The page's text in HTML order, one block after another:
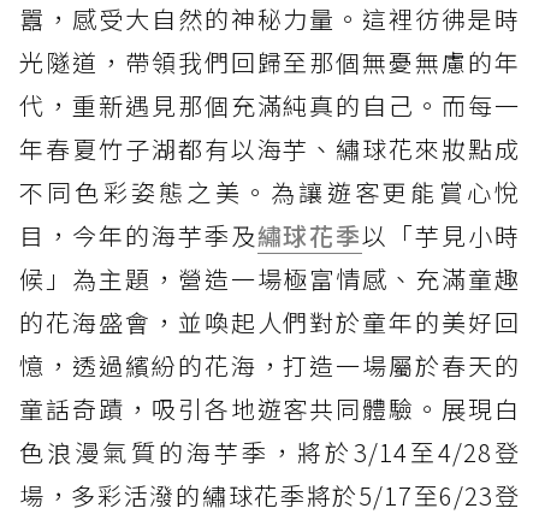
囂，感受大自然的神秘力量。這裡彷彿是時
光隧道，帶領我們回歸至那個無憂無慮的年
代，重新遇見那個充滿純真的自己。而每一
年春夏竹子湖都有以海芋、繡球花來妝點成
不同色彩姿態之美。為讓遊客更能賞心悅
目，今年的海芋季及繡球花季以「芋見小時
候」為主題，營造一場極富情感、充滿童趣
的花海盛會，並喚起人們對於童年的美好回
憶，透過繽紛的花海，打造一場屬於春天的
童話奇蹟，吸引各地遊客共同體驗。展現白
色浪漫氣質的海芋季，將於3/14至4/28登
場，多彩活潑的繡球花季將於5/17至6/23登